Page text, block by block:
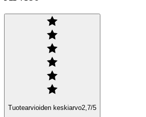
Tuotearvioiden keskiarvo2,7/5